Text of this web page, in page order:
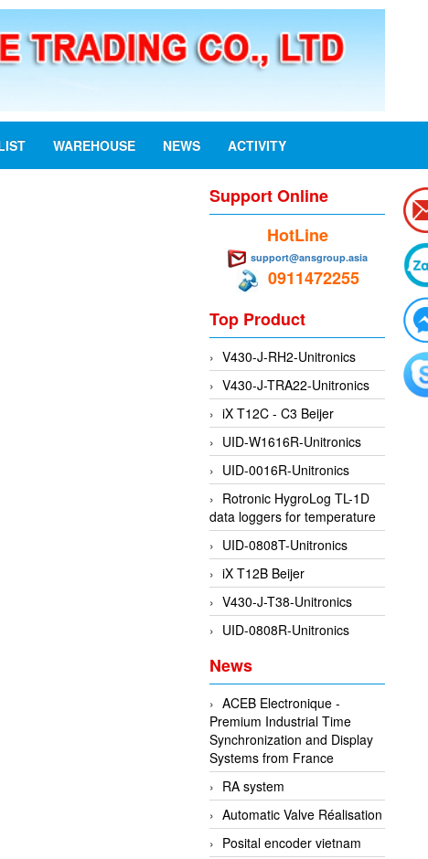
WAREHOUSE NEWS ACTIVITY
Support Online
HotLine
support@ansgroup.asia
0911472255
Top Product
V430-J-RH2-Unitronics
V430-J-TRA22-Unitronics
iX T12C - C3 Beijer
UID-W1616R-Unitronics
UID-0016R-Unitronics
Rotronic HygroLog TL-1D
data loggers for temperature
UID-0808T-Unitronics
iX T12B Beijer
V430-J-T38-Unitronics
UID-0808R-Unitronics
News
ACEB Electronique -
Premium Industrial Time
Synchronization and Display
Systems from France
RA system
Automatic Valve Réalisation
Posital encoder vietnam